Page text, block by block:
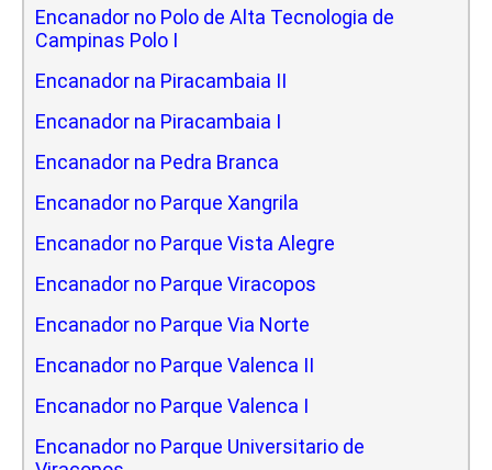
Encanador no Polo de Alta Tecnologia de
Campinas Polo I
Encanador na Piracambaia II
Encanador na Piracambaia I
Encanador na Pedra Branca
Encanador no Parque Xangrila
Encanador no Parque Vista Alegre
Encanador no Parque Viracopos
Encanador no Parque Via Norte
Encanador no Parque Valenca II
Encanador no Parque Valenca I
Encanador no Parque Universitario de